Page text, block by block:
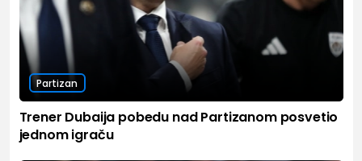
Partizan
Trener Dubaija pobedu nad Partizanom posvetio
jednom igraču